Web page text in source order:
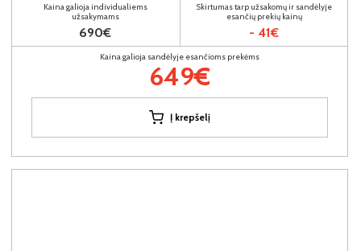
Kaina galioja individualiems
užsakymams
690€
Skirtumas tarp užsakomų ir sandėlyje
esančių prekių kainų
- 41€
Kaina galioja sandėlyje esančioms prekėms
649€
Į krepšelį